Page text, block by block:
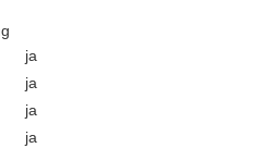
ja
ja
ja
ja